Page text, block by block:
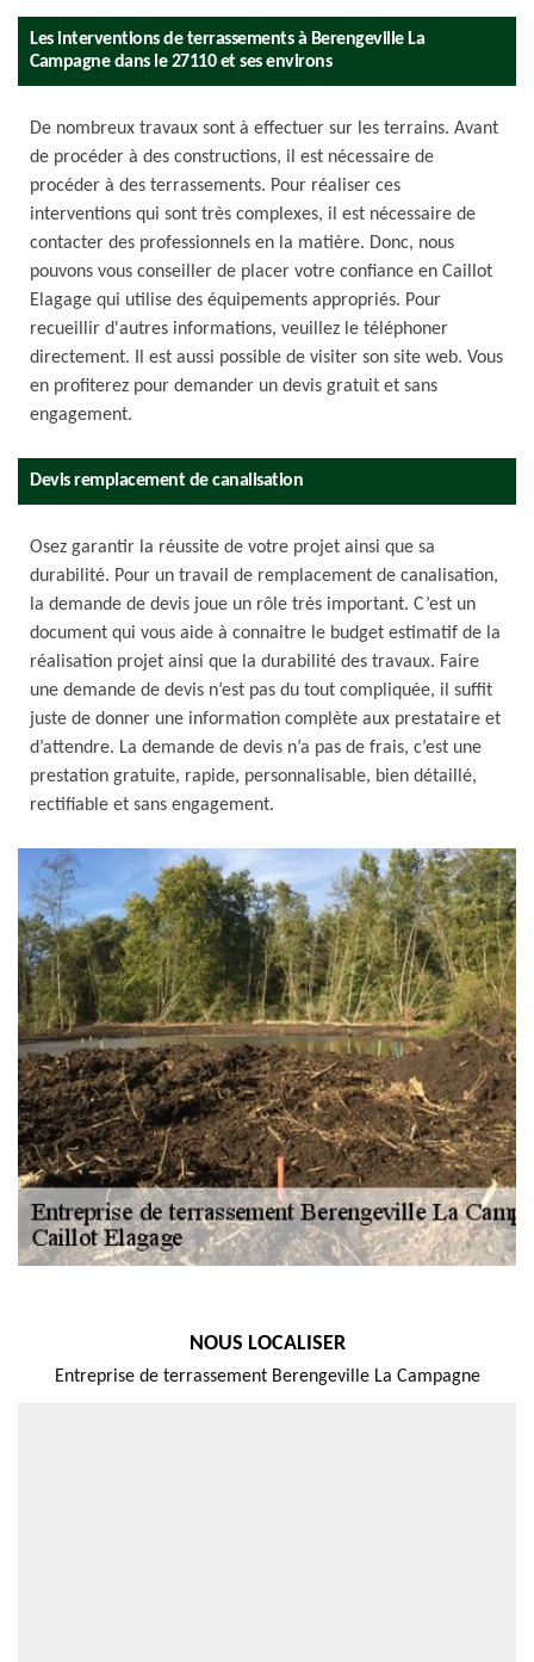
Les interventions de terrassements à Berengeville La
Campagne dans le 27110 et ses environs
De nombreux travaux sont à effectuer sur les terrains. Avant
de procéder à des constructions, il est nécessaire de
procéder à des terrassements. Pour réaliser ces
interventions qui sont très complexes, il est nécessaire de
contacter des professionnels en la matière. Donc, nous
pouvons vous conseiller de placer votre confiance en Caillot
Elagage qui utilise des équipements appropriés. Pour
recueillir d'autres informations, veuillez le téléphoner
directement. Il est aussi possible de visiter son site web. Vous
en profiterez pour demander un devis gratuit et sans
engagement.
Devis remplacement de canalisation
Osez garantir la réussite de votre projet ainsi que sa
durabilité. Pour un travail de remplacement de canalisation,
la demande de devis joue un rôle très important. C’est un
document qui vous aide à connaitre le budget estimatif de la
réalisation projet ainsi que la durabilité des travaux. Faire
une demande de devis n’est pas du tout compliquée, il suffit
juste de donner une information complète aux prestataire et
d’attendre. La demande de devis n’a pas de frais, c’est une
prestation gratuite, rapide, personnalisable, bien détaillé,
rectifiable et sans engagement.
NOUS LOCALISER
Entreprise de terrassement Berengeville La Campagne